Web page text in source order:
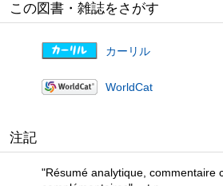
この図書・雑誌をさがす
カーリル
WorldCat
注記
"Résumé analytique, commentaire